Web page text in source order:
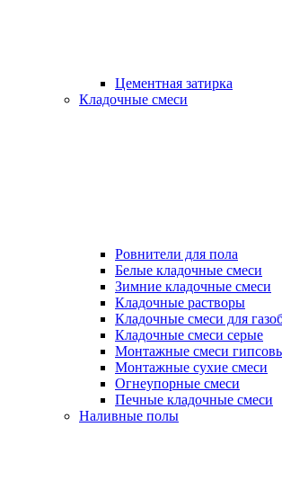
Цементная затирка
Кладочные смеси
Ровнители для пола
Белые кладочные смеси
Зимние кладочные смеси
Кладочные растворы
Кладочные смеси для
Кладочные смеси серые
Монтажные смеси
Монтажные сухие смеси
Огнеупорные смеси
Печные кладочные смеси
Наливные полы